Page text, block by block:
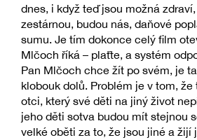
dnes, i když teď jsou možná
zestárnou, budou nás, daňové
sumu. Je tím dokonce celý film
Mlčoch říká – plaťte, a systém
Pan Mlčoch chce žít po svém, je
klobouk dolů. Problém je v tom,
otci, který své děti na jiný život
jeho děti sotva budou mít stejnou
velké oběti za to, že jsou jiné a žijí